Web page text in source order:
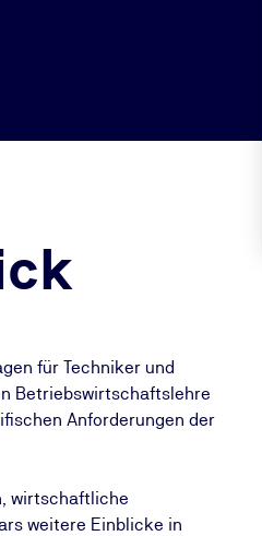
für Techniker und
Betriebswirtschaftslehre
Anforderungen der
wirtschaftliche
weitere Einblicke in